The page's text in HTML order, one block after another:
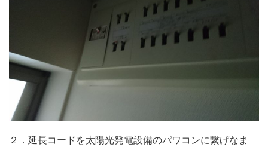
２．延長コードを太陽光発電設備のパワコンに繋げなま